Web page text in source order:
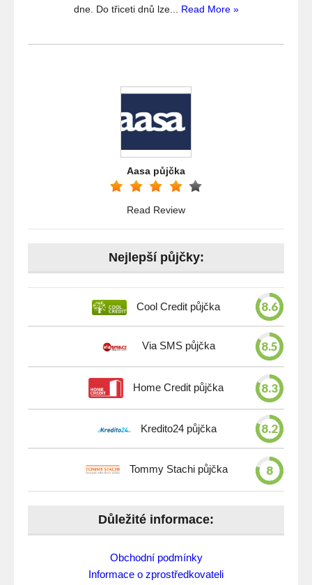
dne. Do třiceti dnů lze... Read More »
Aasa půjčka
Read Review
Nejlepší půjčky:
Cool Credit půjčka 8.6
Via SMS půjčka 8.5
Home Credit půjčka 8.3
Kredito24 půjčka 8.2
Tommy Stachi půjčka 8
Důležité informace:
Obchodní podmínky
Informace o zprostředkovateli